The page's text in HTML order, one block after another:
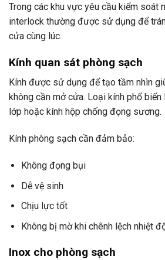
Trong các khu vực yêu cầu kiểm soát
interlock thường được sử dụng để
cửa cùng lúc.
Kính quan sát phòng sạch
Kính được sử dụng để tạo tầm nhìn
không cần mở cửa. Loại kính phổ
lớp hoặc kính hộp chống đọng sương.
Kính phòng sạch cần đảm bảo:
Không đọng bụi
Dễ vệ sinh
Chịu lực tốt
Không bị mờ khi chênh lệch nhiệt
Inox cho phòng sạch